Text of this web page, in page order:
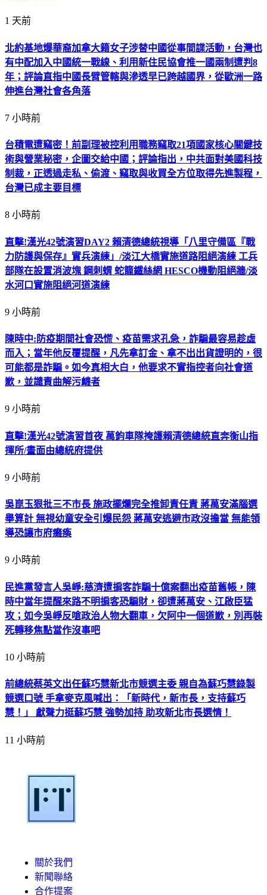
1 天前
北約基地爆華裔加拿大籍女子涉替中國從事間諜活動，台灣也
有中配加入中國統一戰線、利用新住民協會推一國兩制遭判8
年；評論直指中國長臂管轄與滲透早已跨越國界，從歐洲一路
伸進台灣社會各角落
7 小時前
台積電遭竊密！前副理被控利用職務竊取21項國家核心關鍵技
術與營業秘密，企圖交給中國；評論指出，中共面對美國科技
制裁，正透過走私、偷渡、竊取與收買全方位取得先進製程，
台灣已成主要目標
8 小時前
直擊!漢光42號演習DAY2 賴清德總統視導「八里守備區『戰
力防護與保存』實兵演練」/淡江大橋實施道路阻絕演練 工兵
部隊在設置消波塊 鋼刺蝟 蛇籠鐵絲網 HESCO機動阻絕牆/淡
水河口實施阻絕河道演練
9 小時前
陳時中:防疫期間社會恐慌、疫苗需求孔急，詐騙最容易趁虛
而入；當年他反覆提醒，凡先拿訂金、拿不出出貨證明的，很
可能都是詐騙。如今真相大白，他要求不實指控者向社會道
歉，並譴責曲解污衊者
9 小時前
直擊!漢光42號演習首夜 萬鈞車隊掩護賴清德總統直奔衡山指
揮所/畫面由總統府提供
9 小時前
吳崑玉狠批三不市長 施政擺爛完全推卸責任責 蔣萬安滿腦選
舉算計 無視幼童安全引爆民怨 蔣萬安逃避市政沒擔當 無能領
導恐讓市府癱瘓
9 小時前
民進黨發言人吳崢:慈濟遭掮客詐騙十億案翻出疫苗舊帳，陳
時中當年提醒來路不明掮客恐騙財，卻遭蔣萬安、江啟臣猛
攻；如今吳崢反嗆政治人物大翻車，欠阿中一個道歉，別再裝
死轉移焦點當作沒事吧
10 小時前
前總統蔡英文出任蘇巧慧新北市競選主委 親自為蘇巧慧錄製
競選口號 手拿麥克風喊出：「新時代，新市長，支持蘇巧
慧！」 獻聲力挺蘇巧慧 強勢加持 助攻新北市長選情！
11 小時前
關於我們
新聞聯絡
合作提案